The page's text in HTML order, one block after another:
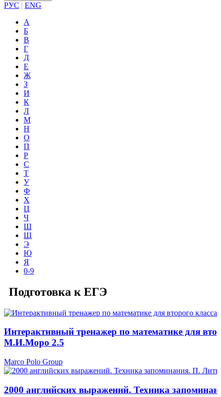
РУС | ENG
А
Б
В
Г
Д
Е
Ж
З
И
К
Л
М
Н
О
П
Р
С
Т
У
Ф
Х
Ц
Ч
Ш
Щ
Э
Ю
Я
0-9
Подготовка к ЕГЭ
Интерактивный тренажер по математике для
М.И.Моро 2.5
Marco Polo Group
2000 английских выражений. Техника